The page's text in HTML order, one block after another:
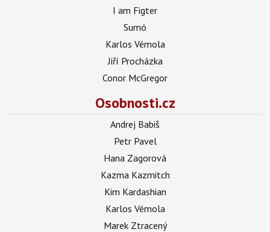
I am Figter
Sumó
Karlos Vémola
Jiří Procházka
Conor McGregor
Osobnosti.cz
Andrej Babiš
Petr Pavel
Hana Zagorová
Kazma Kazmitch
Kim Kardashian
Karlos Vémola
Marek Ztracený